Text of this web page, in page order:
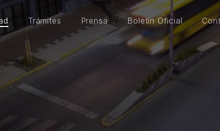
Trámites Prensa Boletín Oficial